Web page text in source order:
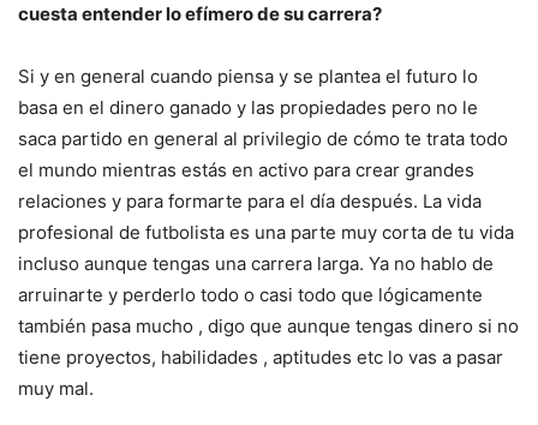
cuesta entender lo efímero de su carrera?
Si y en general cuando piensa y se plantea el futuro lo
basa en el dinero ganado y las propiedades pero no le
saca partido en general al privilegio de cómo te trata todo
el mundo mientras estás en activo para crear grandes
relaciones y para formarte para el día después. La vida
profesional de futbolista es una parte muy corta de tu vida
incluso aunque tengas una carrera larga. Ya no hablo de
arruinarte y perderlo todo o casi todo que lógicamente
también pasa mucho , digo que aunque tengas dinero si no
tiene proyectos, habilidades , aptitudes etc lo vas a pasar
muy mal.